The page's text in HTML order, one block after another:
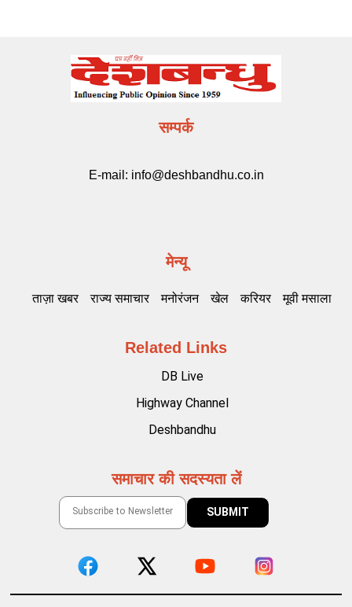
सम्पर्क
E-mail: info@deshbandhu.co.in
मेन्यू
ताज़ा खबर राज्य समाचार मनोरंजन खेल करियर मूवी मसाला
Related Links
DB Live
Highway Channel
Deshbandhu
समाचार की सदस्यता लें